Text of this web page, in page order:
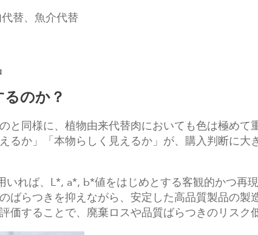
替、魚介代替
のか？
と同様に、植物由来代替肉においても色は極め
るか」「本物らしく見えるか」が、購入判断に
れば、L*, a*, b*値をはじめとする客観的かつ再
らつきを抑えながら、安定した高品質製品の製
することで、廃棄ロスや品質ばらつきのリスク